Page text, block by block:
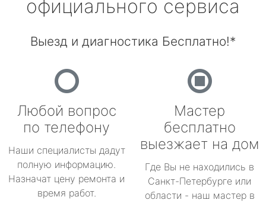
официального сервиса
Выезд и диагностика Бесплатно!*
Любой вопрос
по телефону
Наши специалисты дадут
полную информацию.
Назначат цену ремонта и
время работ.
Мастер
бесплатно
выезжает на дом
Где Вы не находились в
Санкт-Петербурге или
области - наш мастер в